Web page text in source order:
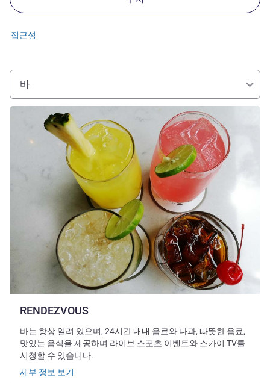
접근성
바
RENDEZVOUS
세부 정보 보기
바는 항상 열려 있으며, 24시간 내내 음료와 다과, 따뜻한 음료,
맛있는 음식을 제공하며 라이브 스포츠 이벤트와 스카이 TV를
시청할 수 있습니다.
세부 정보 보기